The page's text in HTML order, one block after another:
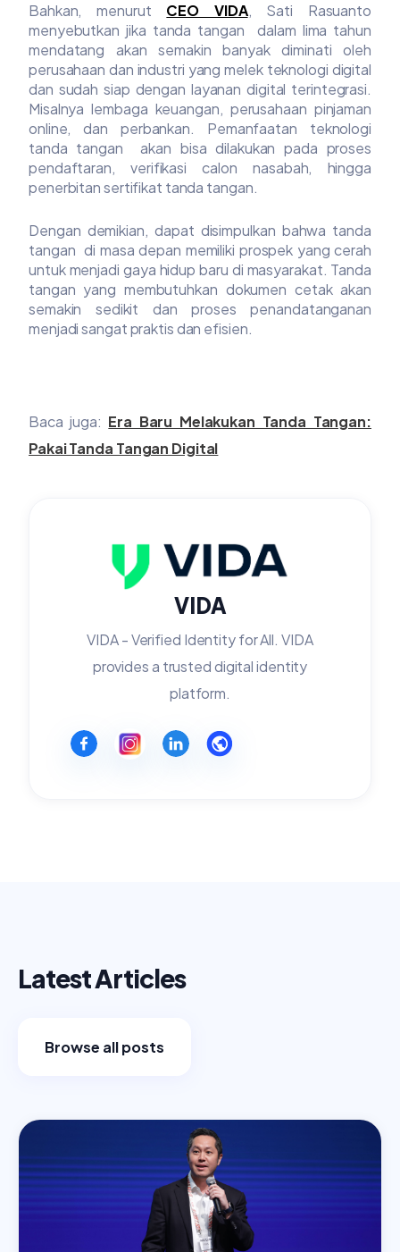
Bahkan, menurut CEO VIDA, Sati Rasuanto
menyebutkan jika tanda tangan dalam lima tahun
mendatang akan semakin banyak diminati oleh
perusahaan dan industri yang melek teknologi digital
dan sudah siap dengan layanan digital terintegrasi.
Misalnya lembaga keuangan, perusahaan pinjaman
online, dan perbankan. Pemanfaatan teknologi
tanda tangan akan bisa dilakukan pada proses
pendaftaran, verifikasi calon nasabah, hingga
penerbitan sertifikat tanda tangan.
Dengan demikian, dapat disimpulkan bahwa tanda
tangan di masa depan memiliki prospek yang cerah
untuk menjadi gaya hidup baru di masyarakat. Tanda
tangan yang membutuhkan dokumen cetak akan
semakin sedikit dan proses penandatanganan
menjadi sangat praktis dan efisien.
Baca juga: Era Baru Melakukan Tanda Tangan:
Pakai Tanda Tangan Digital
VIDA
VIDA - Verified Identity for All. VIDA
provides a trusted digital identity
platform.
Latest Articles
Browse all posts